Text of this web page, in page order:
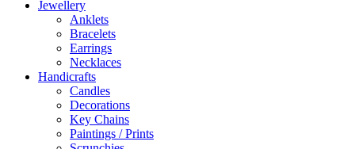
Jewellery
Anklets
Bracelets
Earrings
Necklaces
Handicrafts
Candles
Decorations
Key Chains
Paintings / Prints